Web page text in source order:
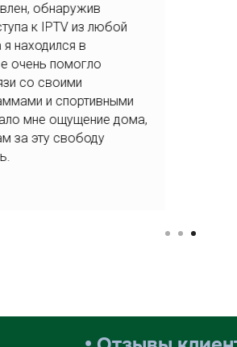
Я просто восхищена IPTV!
смотреть свои любимые
любое время, не зависимо от
нахождения. Это такое
мои дети могут наслаждаться
иврита и узнавать о нашей
у себя дома. Большое
потрясающую технологию!
• Отзывы